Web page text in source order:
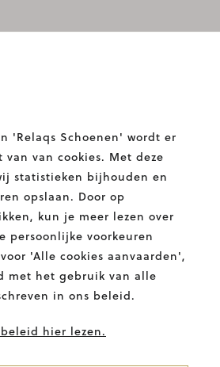
T.
054 58 82 00
Facebook
Relaqs
Schoenen
Instagram
Relaqs
Schoenen
'Relaqs Schoenen' wordt er
van cookies. Met deze
statistieken bijhouden en
opslaan. Door op
kun je meer lezen over
persoonlijke voorkeuren
'Alle cookies aanvaarden',
met het gebruik van alle
in ons beleid.
hier lezen.